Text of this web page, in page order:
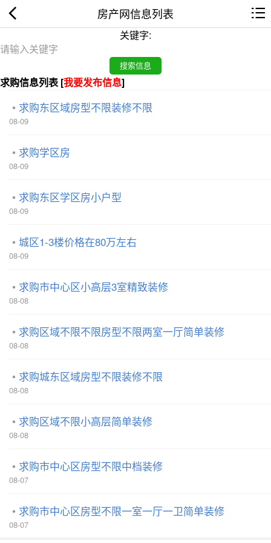
房产网信息列表
关键字:
求购信息列表 [我要发布信息]
求购东区域房型不限装修不限
08-09
求购学区房
08-09
求购东区学区房小户型
08-09
城区1-3楼价格在80万左右
08-09
求购市中心区小高层3室精致装修
08-08
求购区域不限不限房型不限两室一厅简单装修
08-08
求购城东区域房型不限装修不限
08-08
求购区域不限小高层简单装修
08-08
求购市中心区房型不限中档装修
08-07
求购市中心区房型不限一室一厅一卫简单装修
08-07